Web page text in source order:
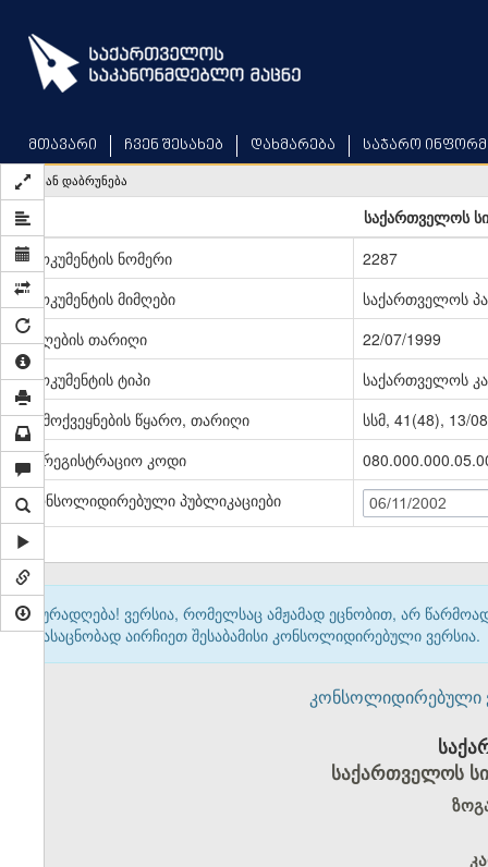
main
content
მთავარი ჩვენ შესახებ დახმარება საჯარო
უკან დაბრუნება
საქართველოს
დოკუმენტის ნომერი
2287
დოკუმენტის მიმღები
საქართველოს
მიღების თარიღი
22/07/1999
დოკუმენტის ტიპი
საქართველოს
გამოქვეყნების წყარო, თარიღი
სსმ, 41(48), 13/
სარეგისტრაციო კოდი
კონსოლიდირებული პუბლიკაციები
06/11/2002
ყურადღება! ვერსია, რომელსაც ამჟამად ეცნობით, არ
გასაცნობად აირჩიეთ შესაბამისი კონსოლიდირებული ვერსია.
კონსოლიდირებული
საქართველოს